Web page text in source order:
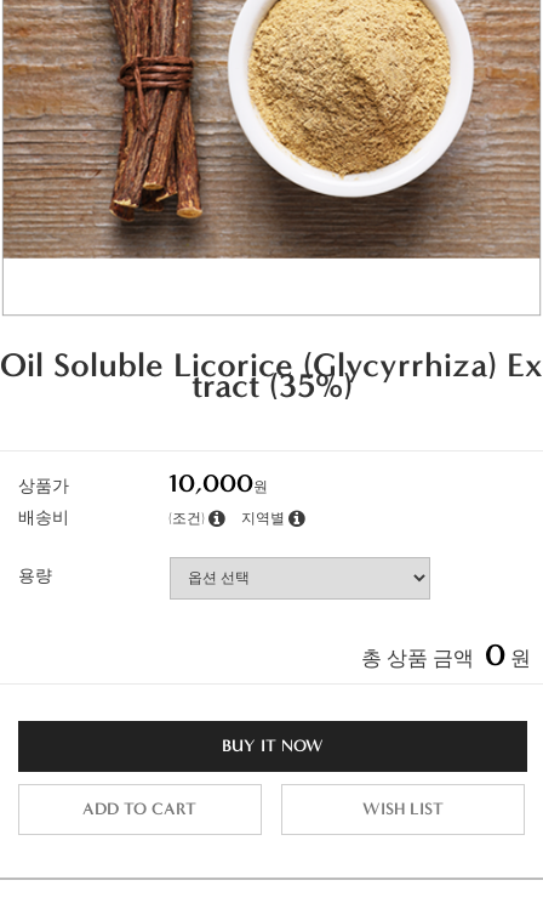
Oil Soluble Licorice (Glycyrrhiza) Ex
tract (35%)
상품가 10,000원
배송비 (조건) 지역별
용량
총 상품 금액 0 원
BUY IT NOW
ADD TO CART WISH LIST